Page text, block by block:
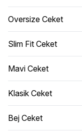
Oversize Ceket
Slim Fit Ceket
Mavi Ceket
Klasik Ceket
Bej Ceket